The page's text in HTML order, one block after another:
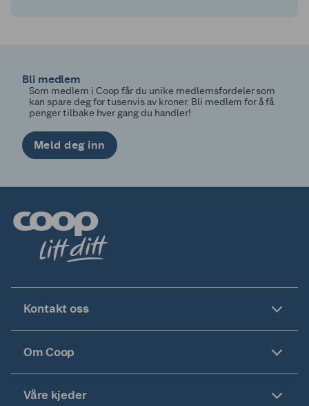
Bli medlem
Som medlem i Coop får du unike medlemsfordeler som
kan spare deg for tusenvis av kroner. Bli medlem for å få
penger tilbake hver gang du handler!
Meld deg inn
Kontakt oss
Om Coop
Våre kjeder